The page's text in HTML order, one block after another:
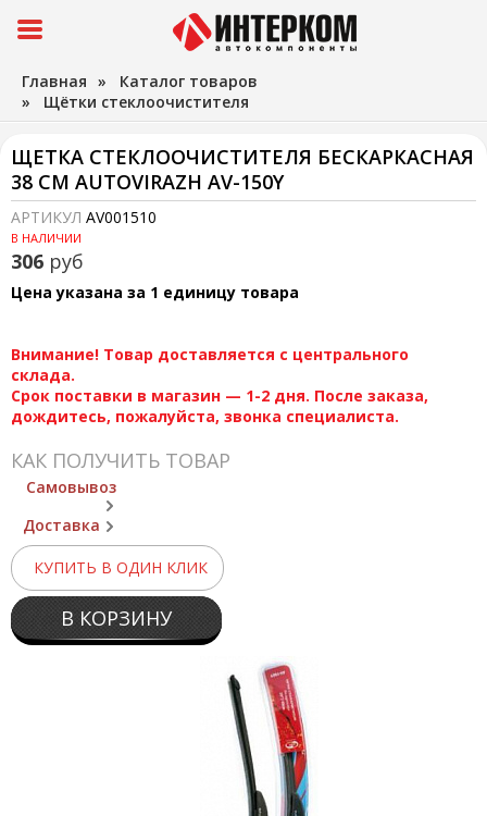
Главная » Каталог товаров
» Щётки стеклоочистителя
ЩЕТКА СТЕКЛООЧИСТИТЕЛЯ БЕСКАРКАСНАЯ
38 СМ AUTOVIRAZH AV-150Y
АРТИКУЛ AV001510
В НАЛИЧИИ
306 руб
Цена указана за 1 единицу товара
Внимание! Товар доставляется с центрального
склада.
Срок поставки в магазин — 1-2 дня. После заказа,
дождитесь, пожалуйста, звонка специалиста.
КАК ПОЛУЧИТЬ ТОВАР
Самовывоз
Доставка
КУПИТЬ В ОДИН КЛИК
В КОРЗИНУ